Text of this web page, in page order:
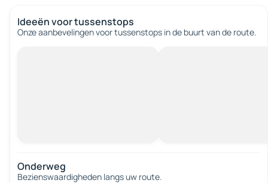
Ideeën voor tussenstops
Onze aanbevelingen voor tussenstops in de buurt van de route.
Onderweg
Bezienswaardigheden langs uw route.